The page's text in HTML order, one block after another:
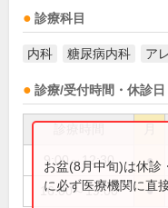
診療科目
内科 糖尿病内科 ア
診療/受付時間・休診日
9:00～12:30 ●
16:00～19:00 ●
お盆(8月中旬)は休診
に必ず医療機関に直